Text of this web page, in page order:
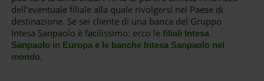
dell’eventuale filiale alla quale rivolgersi nel Paese di
destinazione. Se sei cliente di una banca del Gruppo
Intesa Sanpaolo è facilissimo: ecco le filiali Intesa
Sanpaolo in Europa e le banche Intesa Sanpaolo nel
mondo.